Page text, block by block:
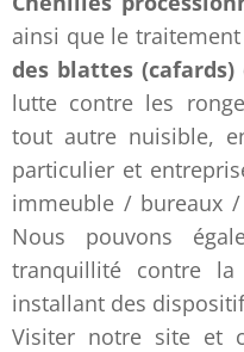
ainsi que le
des blattes
lutte contre les
tout autre nuisible,
particulier et
immeuble / bureaux
Nous pouvons
tranquillité contre
installant des
Visiter notre site et